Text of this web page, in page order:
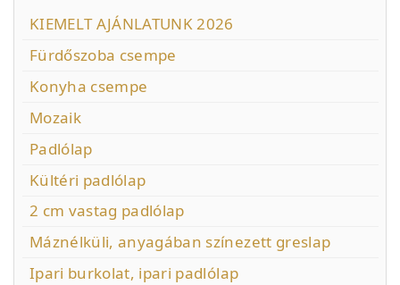
KIEMELT AJÁNLATUNK 2026
Fürdőszoba csempe
Konyha csempe
Mozaik
Padlólap
Kültéri padlólap
2 cm vastag padlólap
Máznélküli, anyagában színezett greslap
Ipari burkolat, ipari padlólap